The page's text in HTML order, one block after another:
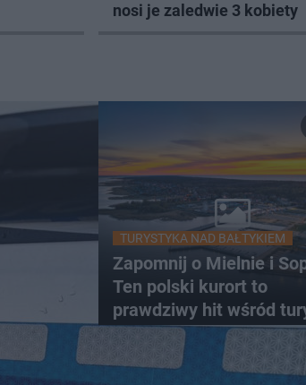
nosi je zaledwie 3 kobiety
TURYSTYKA NAD BAŁTYKIEM
Zapomnij o Mielnie i
Ten polski kurort to
prawdziwy hit wśród